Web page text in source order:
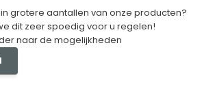
grotere aantallen van onze producten?
dit zeer spoedig voor u regelen!
naar de mogelijkheden